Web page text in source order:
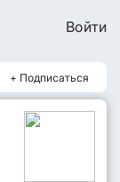
Войти
+ Подписаться